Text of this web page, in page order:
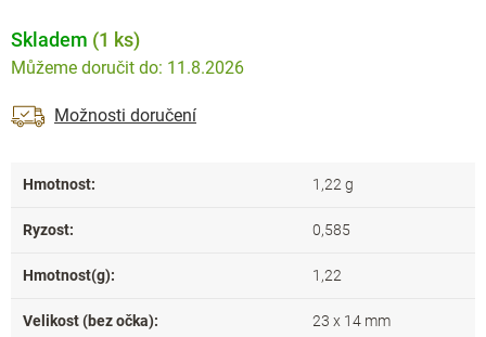
Skladem (1 ks)
11.8.2026
Možnosti doručení
Hmotnost: 1,22 g
Ryzost: 0,585
Hmotnost(g): 1,22
Velikost (bez očka): 23 x 14 mm